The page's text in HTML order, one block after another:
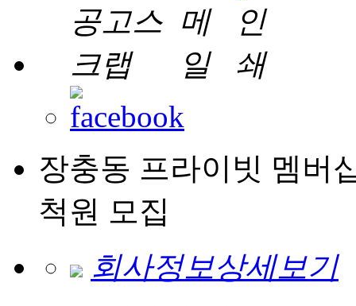
장충동 프라이빗 멤버
척원 모집
회사정보상세보기